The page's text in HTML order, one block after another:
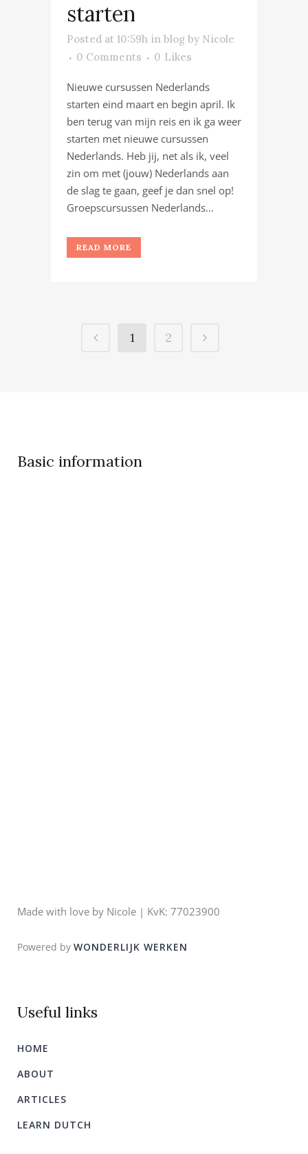
starten
Posted at 10:59h in blog by Nicole
0 Comments
0 Likes
Nieuwe cursussen Nederlands
starten eind maart en begin april. Ik
ben terug van mijn reis en ik ga weer
starten met nieuwe cursussen
Nederlands. Heb jij, net als ik, veel
zin om met (jouw) Nederlands aan
de slag te gaan, geef je dan snel op!
Groepscursussen Nederlands...
READ MORE
1 2
Basic information
ABOUT